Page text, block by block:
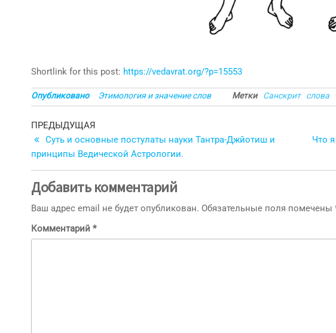
Shortlink for this post: https://vedavrat.org/?p=15553
Опубликовано Этимология и значение слов Метки Санскрит слова
Навигация
по
записям
Предыдущая
запись
ПРЕДЫДУЩАЯ
Суть и основные постулаты науки Тантра-Джйотиш и
принципы Ведической Астрологии.
Что
Добавить комментарий
Ваш адрес email не будет опубликован. Обязательные поля помечены
Комментарий *